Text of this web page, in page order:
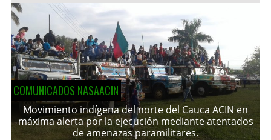
COMUNICADOS NASAACIN
Movimiento indígena del norte del Cauca ACIN en
máxima alerta por la ejecución mediante atentados
de amenazas paramilitares.